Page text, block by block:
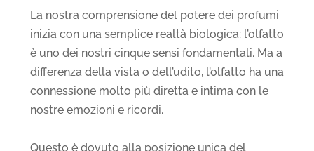
La nostra comprensione del potere dei profumi
inizia con una semplice realtà biologica: l’olfatto
è uno dei nostri cinque sensi fondamentali. Ma a
differenza della vista o dell’udito, l’olfatto ha una
connessione molto più diretta e intima con le
nostre emozioni e ricordi.
Questo è dovuto alla posizione unica del